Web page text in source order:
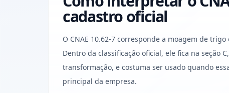
cadastro oficial
O CNAE 10.62-7 corresponde a moagem de
Dentro da classificação oficial, ele fica na seção
transformação, e costuma ser usado quando
principal da empresa.